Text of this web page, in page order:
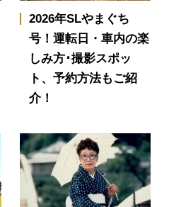
2026年SLやまぐち
号！運転日・車内の楽
しみ方･撮影スポッ
ト、予約方法もご紹
介！